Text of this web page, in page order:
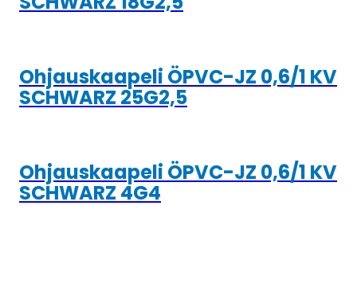
Ohjauskaapeli ÖPVC-JZ 0,6/1 KV
SCHWARZ 25G2,5
Ohjauskaapeli ÖPVC-JZ 0,6/1 KV
SCHWARZ 4G4